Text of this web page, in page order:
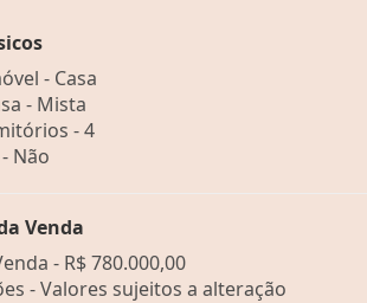
- Casa
- Mista
- 4
Não
Venda
- R$ 780.000,00
- Valores sujeitos a alteração